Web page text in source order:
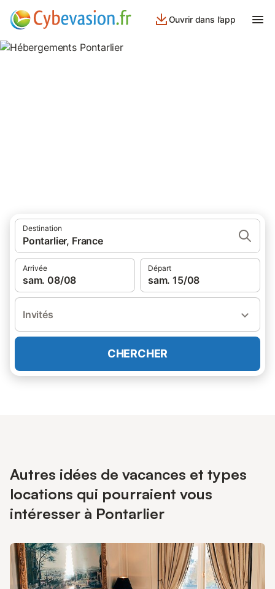
Ouvrir dans l’app
Destination
Pontarlier, France
Arrivée
sam. 08/08
Départ
sam. 15/08
Invités
CHERCHER
Autres idées de vacances et types
locations qui pourraient vous
intéresser à Pontarlier